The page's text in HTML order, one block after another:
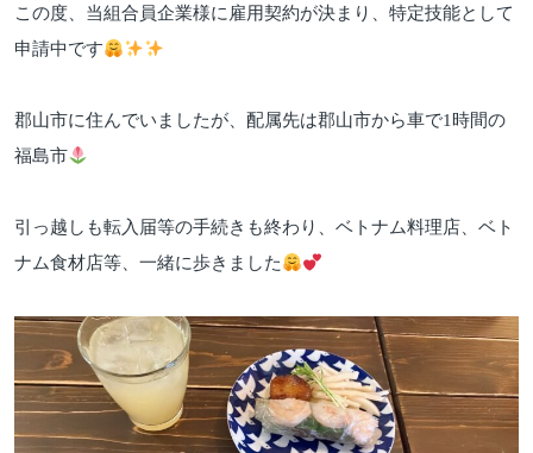
この度、当組合員企業様に雇用契約が決まり、特定技能として
申請中です
郡山市に住んでいましたが、配属先は郡山市から車で1時間の
福島市
引っ越しも転入届等の手続きも終わり、ベトナム料理店、ベト
ナム食材店等、一緒に歩きました